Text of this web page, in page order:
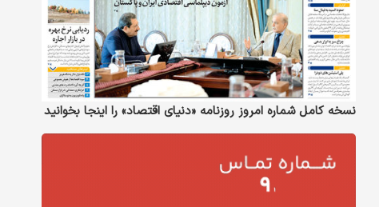
نسخه کامل شماره امروز روزنامه «دنیای‌ اقتصاد» را اینجا بخوانید